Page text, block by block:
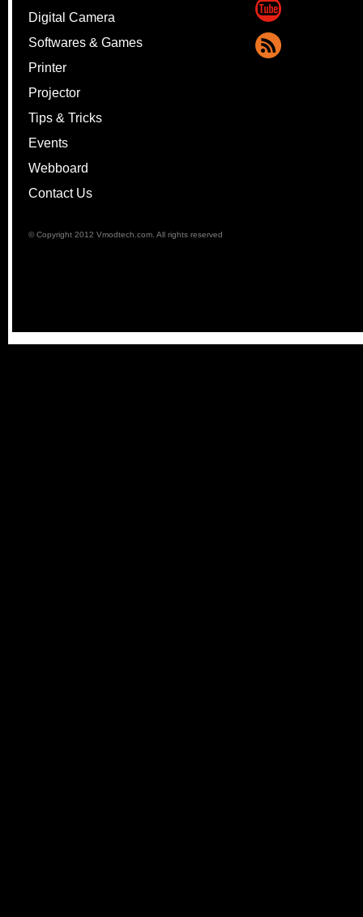
Digital Camera
Softwares & Games
Printer
Projector
Tips & Tricks
Events
Webboard
Contact Us
© Copyright 2012 Vmodtech.com. All rights reserved